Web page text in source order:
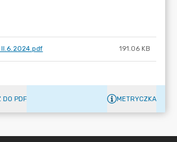
II.6.2024.pdf 191.06 KB
DO PDF METRYCZKA